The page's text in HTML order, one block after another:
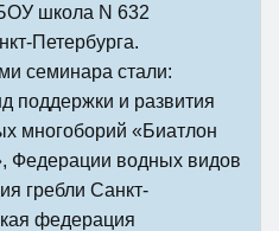
школа N 632
Петербурга.
семинара стали:
поддержки и развития
многоборий «Биатлон
Федерации водных видов
гребли Санкт-
федерация